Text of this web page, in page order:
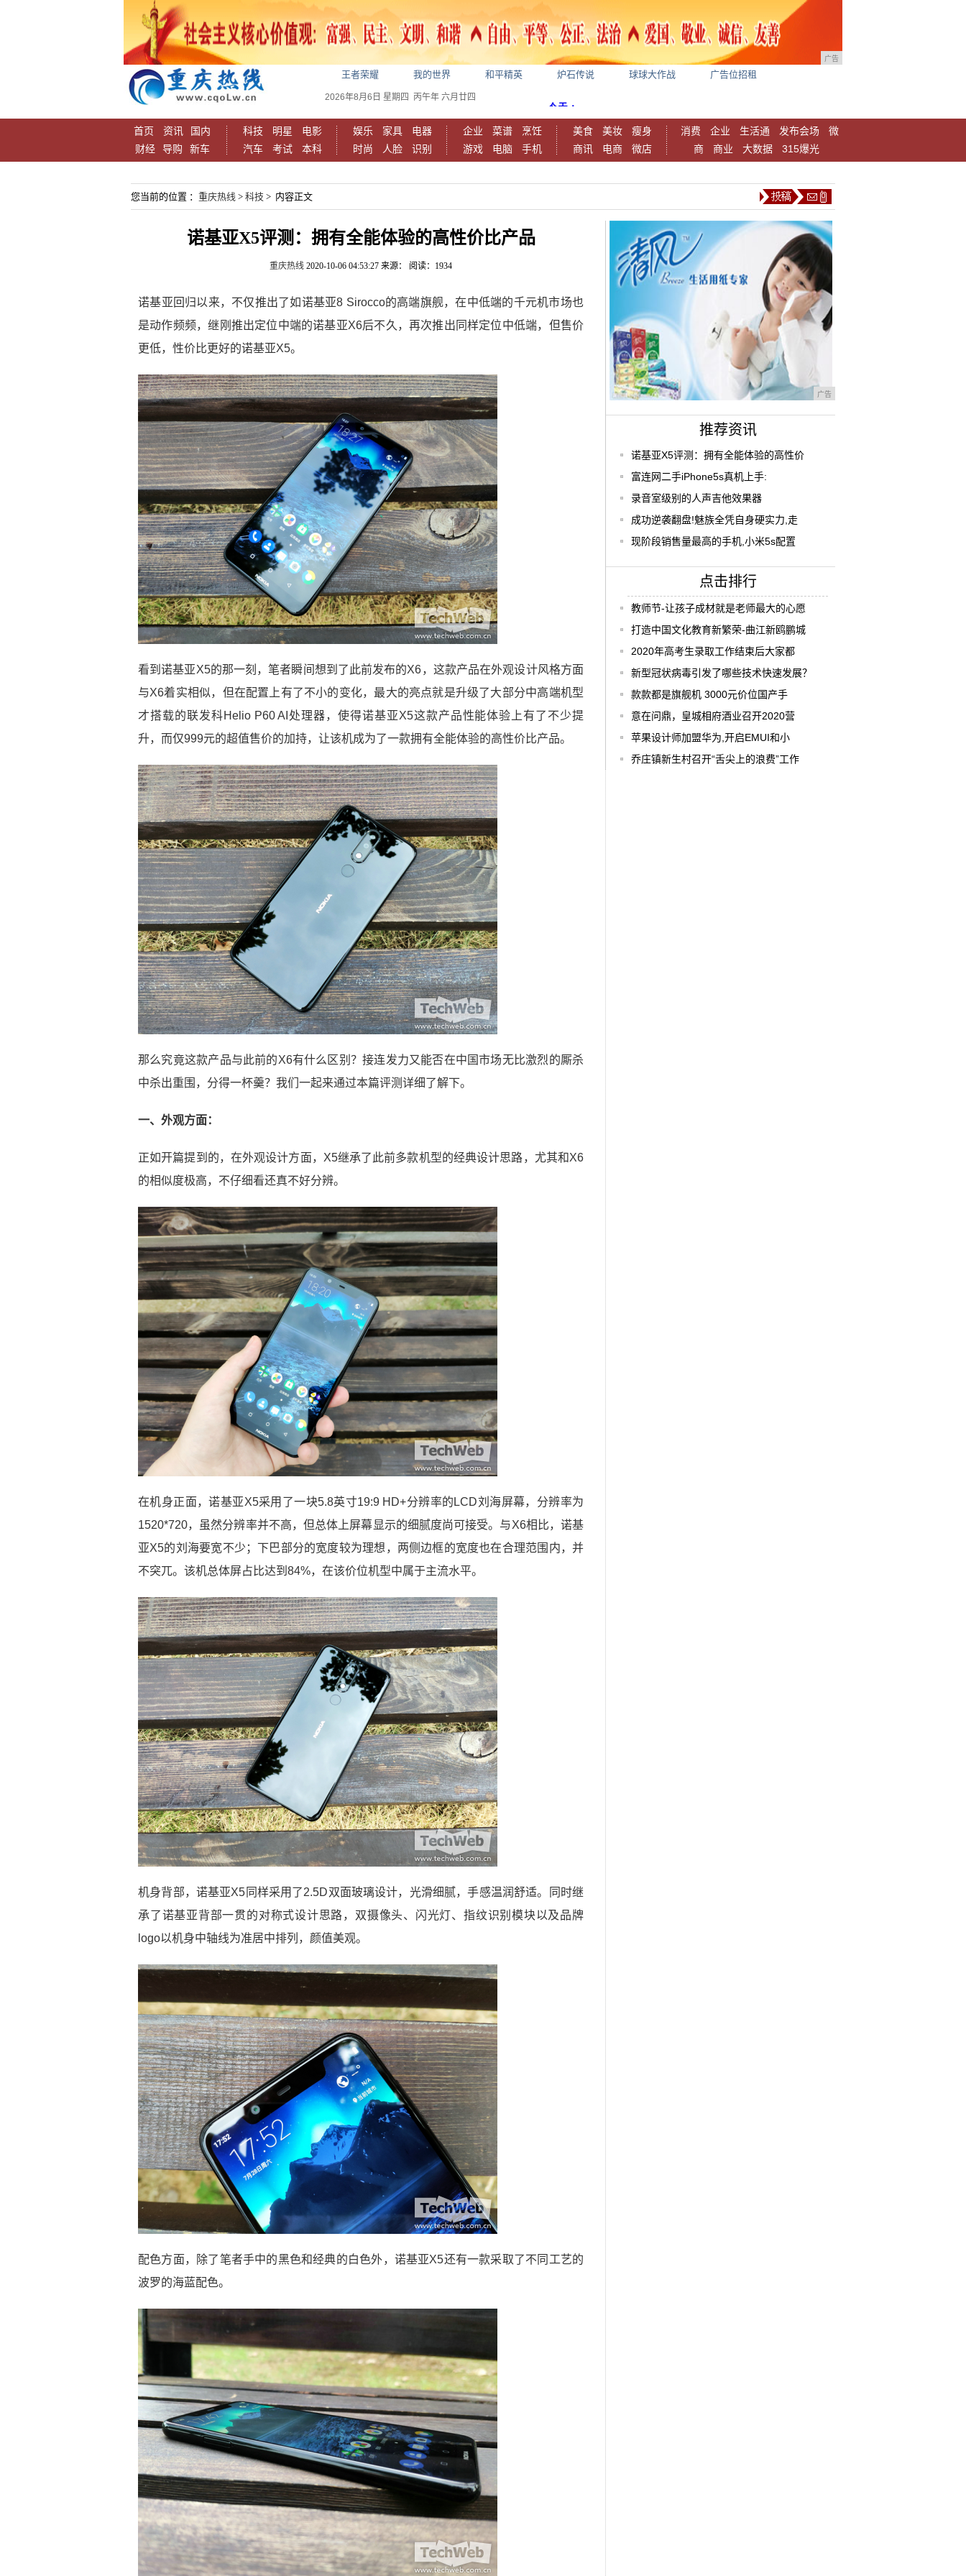
广告
王者荣耀 我的世界 和平精英 炉石传说 球球大作战 广告位招租
2026年8月6日 星期四 丙午年 六月廿四
首页 资讯
国内
财经
导购 新车
科技 明星
电影
汽车
考试 本科
娱乐 家具
电器
时尚
人脸 识别
企业 菜谱
烹饪
游戏
电脑 手机
美食 美妆
瘦身
商讯
电商 微店
消费 企业 生活通 发布会场
微
商
商业 大数据 315爆光
您当前的位置 ： 重庆热线 > 科技 > 内容正文
诺基亚X5评测：拥有全能体验的高性价比产品
重庆热线 2020-10-06 04:53:27 来源： 阅读：1934
诺基亚回归以来，不仅推出了如诺基亚8 Sirocco的高端旗舰，在中低端的千元机市场也
是动作频频，继刚推出定位中端的诺基亚X6后不久，再次推出同样定位中低端，但售价
更低，性价比更好的诺基亚X5。
看到诺基亚X5的那一刻，笔者瞬间想到了此前发布的X6，这款产品在外观设计风格方面
与X6着实相似，但在配置上有了不小的变化，最大的亮点就是升级了大部分中高端机型
才搭载的联发科Helio P60 AI处理器，使得诺基亚X5这款产品性能体验上有了不少提
升，而仅999元的超值售价的加持，让该机成为了一款拥有全能体验的高性价比产品。
那么究竟这款产品与此前的X6有什么区别？接连发力又能否在中国市场无比激烈的厮杀
中杀出重围，分得一杯羹？我们一起来通过本篇评测详细了解下。
一、外观方面：
正如开篇提到的，在外观设计方面，X5继承了此前多款机型的经典设计思路，尤其和X6
的相似度极高，不仔细看还真不好分辨。
在机身正面，诺基亚X5采用了一块5.8英寸19:9 HD+分辨率的LCD刘海屏幕，分辨率为
1520*720，虽然分辨率并不高，但总体上屏幕显示的细腻度尚可接受。与X6相比，诺基
亚X5的刘海要宽不少；下巴部分的宽度较为理想，两侧边框的宽度也在合理范围内，并
不突兀。该机总体屏占比达到84%，在该价位机型中属于主流水平。
机身背部，诺基亚X5同样采用了2.5D双面玻璃设计，光滑细腻，手感温润舒适。同时继
承了诺基亚背部一贯的对称式设计思路，双摄像头、闪光灯、指纹识别模块以及品牌
logo以机身中轴线为准居中排列，颜值美观。
配色方面，除了笔者手中的黑色和经典的白色外，诺基亚X5还有一款采取了不同工艺的
波罗的海蓝配色。
广告
推荐资讯
诺基亚X5评测：拥有全能体验的高性价
富连网二手iPhone5s真机上手:
录音室级别的人声吉他效果器
成功逆袭翻盘!魅族全凭自身硬实力,走
现阶段销售量最高的手机,小米5s配置
点击排行
教师节-让孩子成材就是老师最大的心愿
打造中国文化教育新繁荣-曲江新鸥鹏城
2020年高考生录取工作结束后大家都
新型冠状病毒引发了哪些技术快速发展？
款款都是旗舰机 3000元价位国产手
意在问鼎，皇城相府酒业召开2020营
苹果设计师加盟华为,开启EMUI和小
乔庄镇新生村召开“舌尖上的浪费”工作